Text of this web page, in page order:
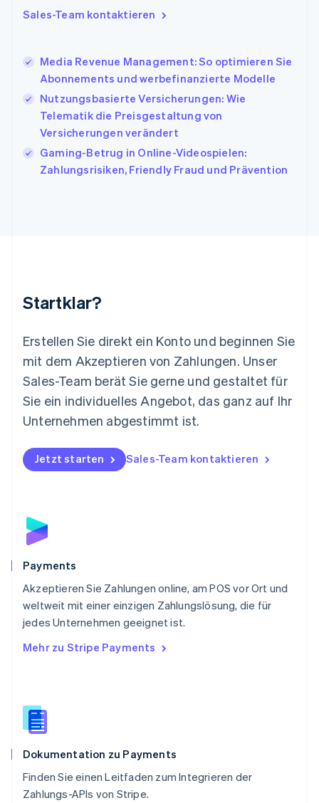
Sales-Team kontaktieren
Media Revenue Management: So optimieren Sie
Abonnements und werbefinanzierte Modelle
Nutzungsbasierte Versicherungen: Wie
Telematik die Preisgestaltung von
Versicherungen verändert
Gaming-Betrug in Online-Videospielen:
Zahlungsrisiken, Friendly Fraud und Prävention
Startklar?
Erstellen Sie direkt ein Konto und beginnen Sie
mit dem Akzeptieren von Zahlungen. Unser
Sales-Team berät Sie gerne und gestaltet für
Sie ein individuelles Angebot, das ganz auf Ihr
Unternehmen abgestimmt ist.
Jetzt starten Sales-Team kontaktieren
Payments
Akzeptieren Sie Zahlungen online, am POS vor Ort und
weltweit mit einer einzigen Zahlungslösung, die für
jedes Unternehmen geeignet ist.
Mehr zu Stripe Payments
Dokumentation zu Payments
Finden Sie einen Leitfaden zum Integrieren der
Zahlungs-APIs von Stripe.
Italien
日本語 English
EnglishFrançais
Kroatien
EnglishItaliano
Lettland
Liechtenstein
DeutschEnglish
Mexiko
English
Niederlande
Nederlands English
Norwegen
English
Österreich
Polen
English
Portugal
Schweden
Schweiz
Singapur
English简体中文
Slowakei
Slowenien
English
Spanien
Thailand
Tschechische Republik
English